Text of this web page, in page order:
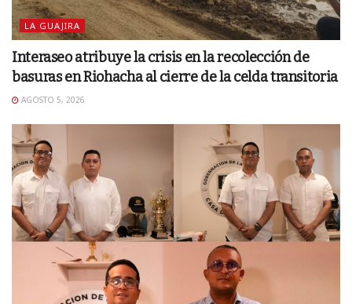
LA GUAJIRA
Interaseo atribuye la crisis en la recolección de
basuras en Riohacha al cierre de la celda transitoria
AGOSTO 5, 2026